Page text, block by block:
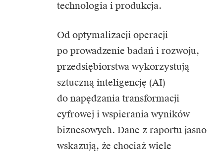
technologia i produkcja.
Od optymalizacji operacji
po prowadzenie badań i rozwoju,
przedsiębiorstwa wykorzystują
sztuczną inteligencję (AI)
do napędzania transformacji
cyfrowej i wspierania wyników
biznesowych. Dane z raportu jasno
wskazują, że chociaż wiele